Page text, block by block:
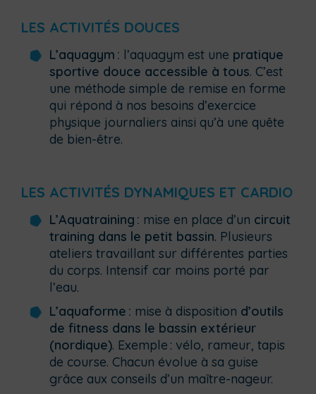
LES ACTIVITÉS DOUCES
L’aquagym : l’aquagym est une pratique
sportive douce accessible à tous. C’est
une méthode simple de remise en forme
qui répond à nos besoins d’exercice
physique journaliers ainsi qu’à une quête
de bien-être.
LES ACTIVITÉS DYNAMIQUES ET CARDIO
L’Aquatraining : mise en place d’un circuit
training dans le petit bassin. Plusieurs
ateliers travaillant sur différentes parties
du corps. Intensif car moins porté par
l’eau.
L’aquaforme : mise à disposition d’outils
de fitness dans le bassin extérieur
(nordique). Exemple : vélo, rameur, tapis
de course. Chacun évolue à sa guise
grâce aux conseils d’un maître-nageur.